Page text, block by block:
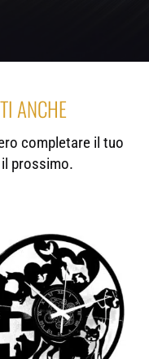
ANCHE
completare il tuo
prossimo.